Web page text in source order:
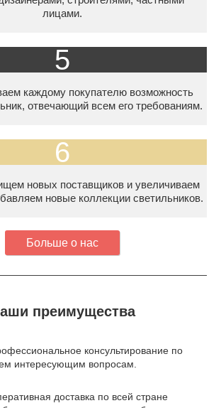
лицами.
5
каждому покупателю возможность
отвечающий всем его требованиям.
6
новых поставщиков и увеличиваем
новые коллекции светильников.
Больше о нас
преимущества
консультирование по
интересующим вопросам.
доставка по всей стране